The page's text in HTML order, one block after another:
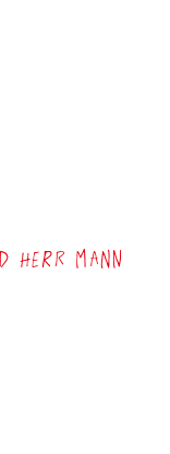
Herr Mann